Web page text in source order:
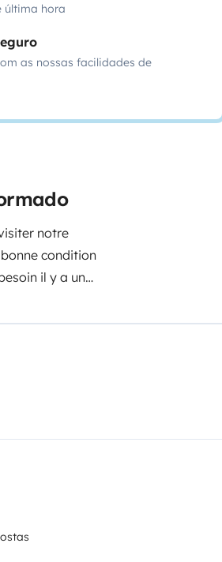
última hora
as nossas facilidades de
notre
condition
il y a une
on